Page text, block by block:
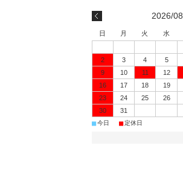
2026/08
日 月 火 水
2
3 4 5
9
10 11 12
16
17 18 19
23
24 25 26
30
31
■今日 ■定休日